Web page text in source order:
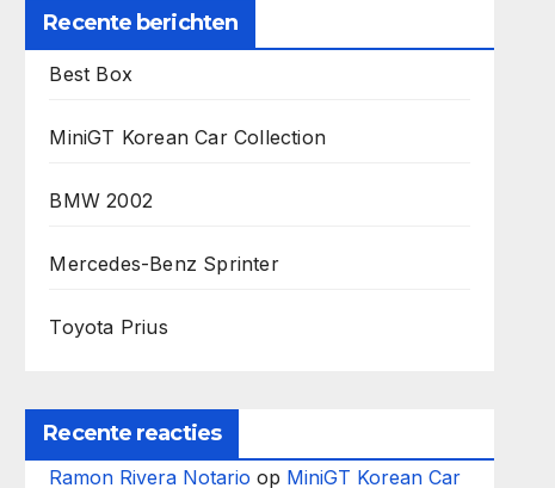
Recente berichten
Best Box
MiniGT Korean Car Collection
BMW 2002
Mercedes-Benz Sprinter
Toyota Prius
Recente reacties
Ramon Rivera Notario op MiniGT Korean Car